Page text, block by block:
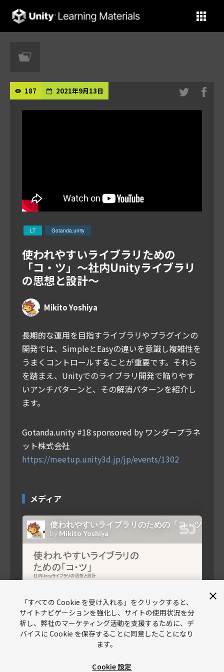
Unity Learning Materials
187 2021年9月13日
LT Gotanda.unity
使われやすいライブラリための
「コ・ツ」〜社内Unityライブラリ
の思想と設計〜
Mikito Yoshiya
長期的な運用を目指すライブラリやプラグインの
開発では、SimpleとEasyの違いを意識し複雑性を
うまくコントロールすることが重要です。それら
を踏まえ、Unityでのライブラリ開発で陥りやす
いアンチパターンと、その解消パターンを紹介し
ます。
Gotanda.unity #18 sponsored by ワンダープラネ
ット株式会社
https://meetup.unity3d.jp/jp/events/1302
メディア
「すべての Cookie を受け入れる」をクリックすると、
サイトナビゲーションを強化し、サイトの使用状況を分
析し、弊社のマーケティング活動を支援するために、デ
バイスに Cookie を保存することに同意したことになり
ます。
Cookie 設定